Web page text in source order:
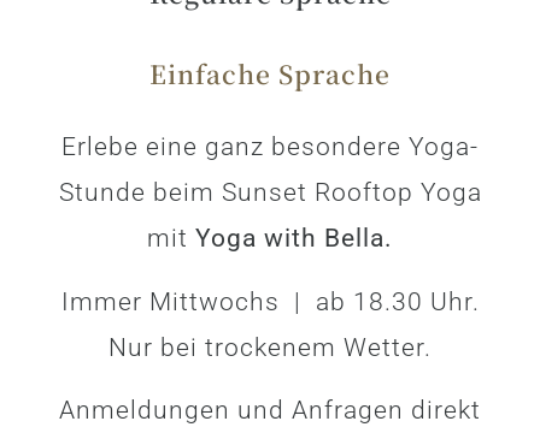
Einfache Sprache
Erlebe eine ganz besondere Yoga-
Stunde beim Sunset Rooftop Yoga
mit Yoga with Bella.
Immer Mittwochs | ab 18.30 Uhr.
Nur bei trockenem Wetter.
Anmeldungen und Anfragen direkt